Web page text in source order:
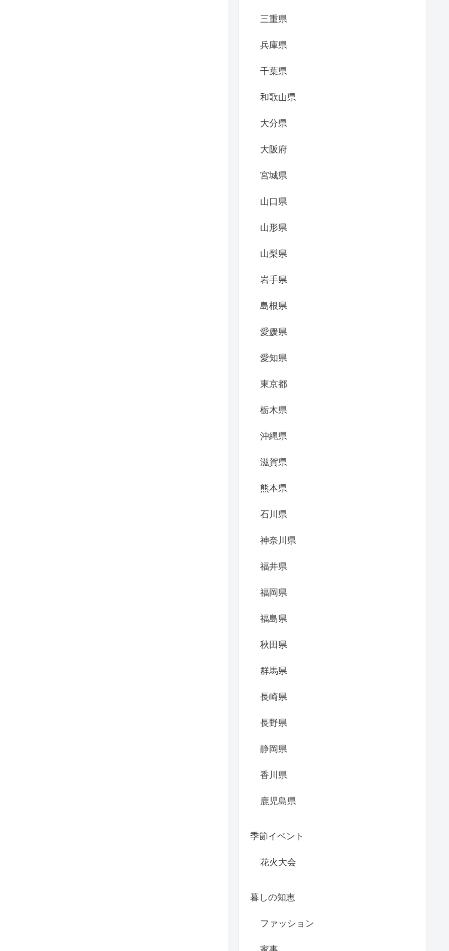
三重県
兵庫県
千葉県
和歌山県
大分県
大阪府
宮城県
山口県
山形県
山梨県
岩手県
島根県
愛媛県
愛知県
東京都
栃木県
沖縄県
滋賀県
熊本県
石川県
神奈川県
福井県
福岡県
福島県
秋田県
群馬県
長崎県
長野県
静岡県
香川県
鹿児島県
季節イベント
花火大会
暮しの知恵
ファッション